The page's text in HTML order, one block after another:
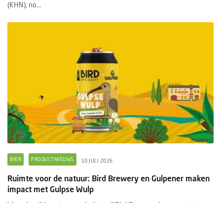
(KHN), no...
BIER PRODUCTNIEUWS 10 JULI 2026
Ruimte voor de natuur: Bird Brewery en Gulpener maken
impact met Gulpse Wulp